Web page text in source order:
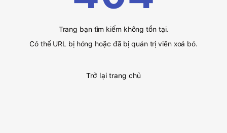
Trang bạn tìm kiếm không tồn tại.
Có thể URL bị hỏng hoặc đã bị quản trị viên xoá bỏ.
Trở lại trang chủ